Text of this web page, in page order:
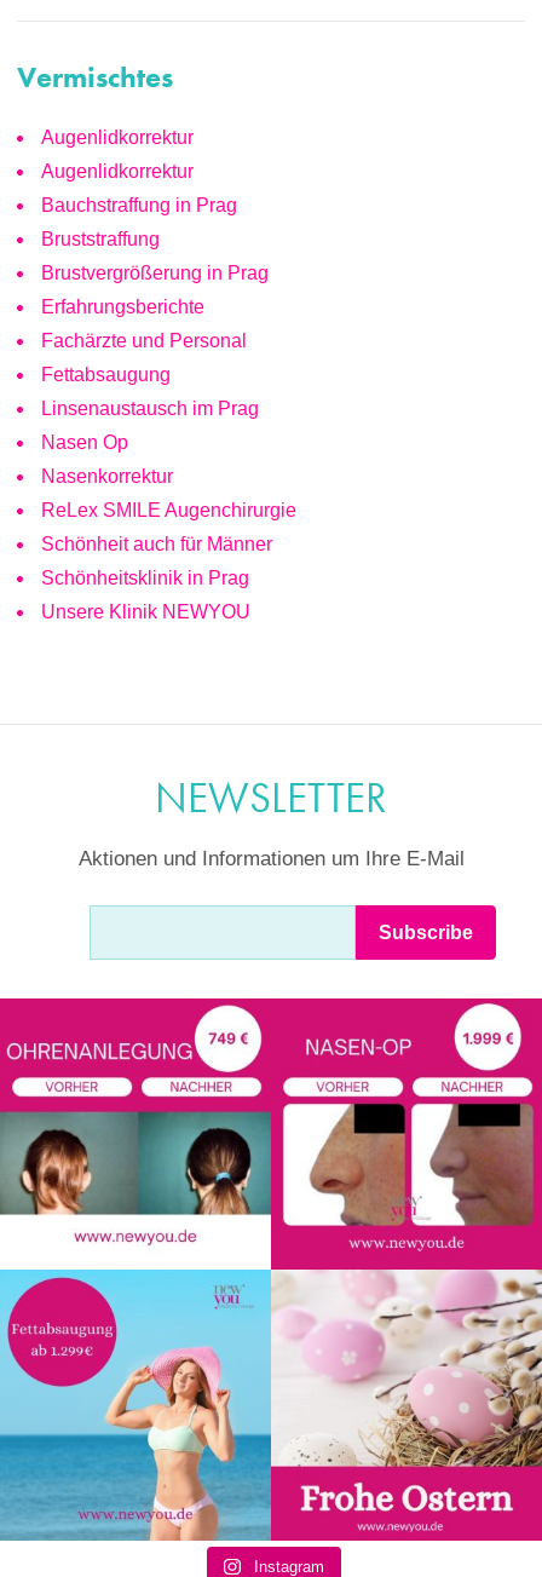
Vermischtes
Augenlidkorrektur
Augenlidkorrektur
Bauchstraffung in Prag
Bruststraffung
Brustvergrößerung in Prag
Erfahrungsberichte
Fachärzte und Personal
Fettabsaugung
Linsenaustausch im Prag
Nasen Op
Nasenkorrektur
ReLex SMILE Augenchirurgie
Schönheit auch für Männer
Schönheitsklinik in Prag
Unsere Klinik NEWYOU
NEWSLETTER
Aktionen und Informationen um Ihre E-Mail
Instagram